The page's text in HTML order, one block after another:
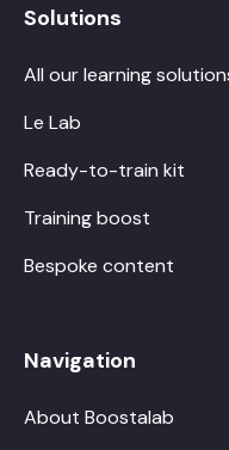
Solutions
All our learning
Le Lab
Ready-to-train kit
Training boost
Bespoke content
Navigation
About Boostalab